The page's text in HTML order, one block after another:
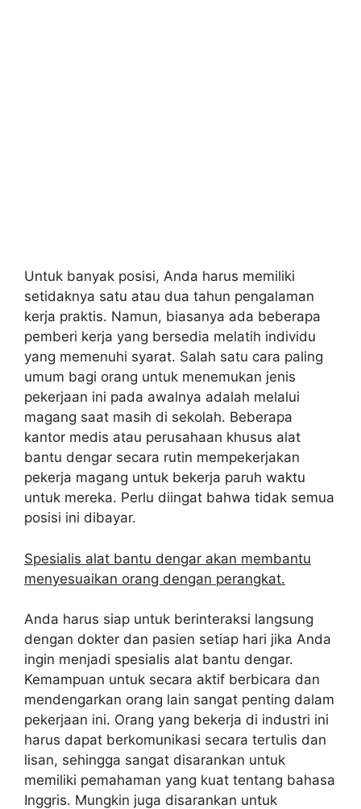
Untuk banyak posisi, Anda harus memiliki
setidaknya satu atau dua tahun pengalaman
kerja praktis. Namun, biasanya ada beberapa
pemberi kerja yang bersedia melatih individu
yang memenuhi syarat. Salah satu cara paling
umum bagi orang untuk menemukan jenis
pekerjaan ini pada awalnya adalah melalui
magang saat masih di sekolah. Beberapa
kantor medis atau perusahaan khusus alat
bantu dengar secara rutin mempekerjakan
pekerja magang untuk bekerja paruh waktu
untuk mereka. Perlu diingat bahwa tidak semua
posisi ini dibayar.
Spesialis alat bantu dengar akan membantu
menyesuaikan orang dengan perangkat.
Anda harus siap untuk berinteraksi langsung
dengan dokter dan pasien setiap hari jika Anda
ingin menjadi spesialis alat bantu dengar.
Kemampuan untuk secara aktif berbicara dan
mendengarkan orang lain sangat penting dalam
pekerjaan ini. Orang yang bekerja di industri ini
harus dapat berkomunikasi secara tertulis dan
lisan, sehingga sangat disarankan untuk
memiliki pemahaman yang kuat tentang bahasa
Inggris. Mungkin juga disarankan untuk